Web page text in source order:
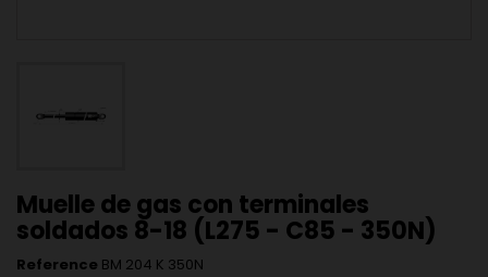
Muelle de gas con terminales
soldados 8-18 (L275 - C85 - 350N)
Reference BM 204 K 350N